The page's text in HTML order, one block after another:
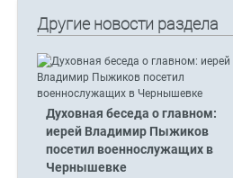
Другие новости раздела
Духовная беседа о главном:
иерей Владимир Пыжиков
посетил военнослужащих в
Чернышевке